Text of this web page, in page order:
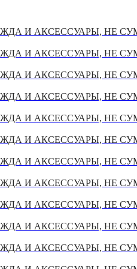
И АКСЕССУАРЫ, НЕ
И АКСЕССУАРЫ, НЕ
И АКСЕССУАРЫ, НЕ
И АКСЕССУАРЫ, НЕ
И АКСЕССУАРЫ, НЕ
И АКСЕССУАРЫ, НЕ
И АКСЕССУАРЫ, НЕ
И АКСЕССУАРЫ, НЕ
И АКСЕССУАРЫ, НЕ
И АКСЕССУАРЫ, НЕ
И АКСЕССУАРЫ, НЕ